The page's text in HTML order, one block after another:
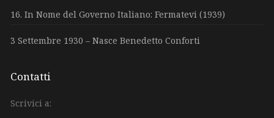
16. In Nome del Governo Italiano: Fermatevi (1939)
3 Settembre 1930 – Nasce Benedetto Conforti
Contatti
Scrivici a: